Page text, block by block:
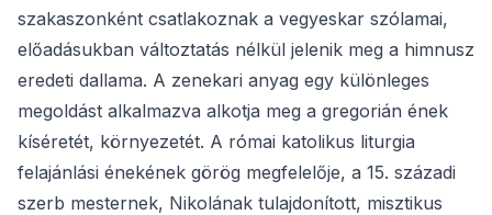
szakaszonként csatlakoznak a vegyeskar szólamai,
előadásukban változtatás nélkül jelenik meg a himnusz
eredeti dallama. A zenekari anyag egy különleges
megoldást alkalmazva alkotja meg a gregorián ének
kíséretét, környezetét. A római katolikus liturgia
felajánlási énekének görög megfelelője, a 15. századi
szerb mesternek, Nikolának tulajdonított, misztikus